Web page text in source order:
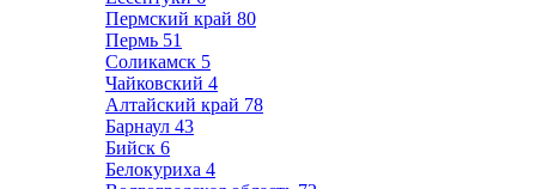
Пермский край 80
Пермь 51
Соликамск 5
Чайковский 4
Алтайский край 78
Барнаул 43
Бийск 6
Белокуриха 4